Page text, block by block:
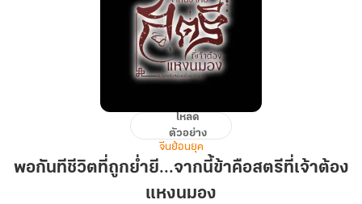
พอกัน
ชีวิต
โหลด
ตัวอย่าง
จีนย้อนยุค
พอกันทีชีวิตที่ถูกย่ำยี...จากนี้ข้าคือสตรีที่เจ้าต้อง
แหงนมอง